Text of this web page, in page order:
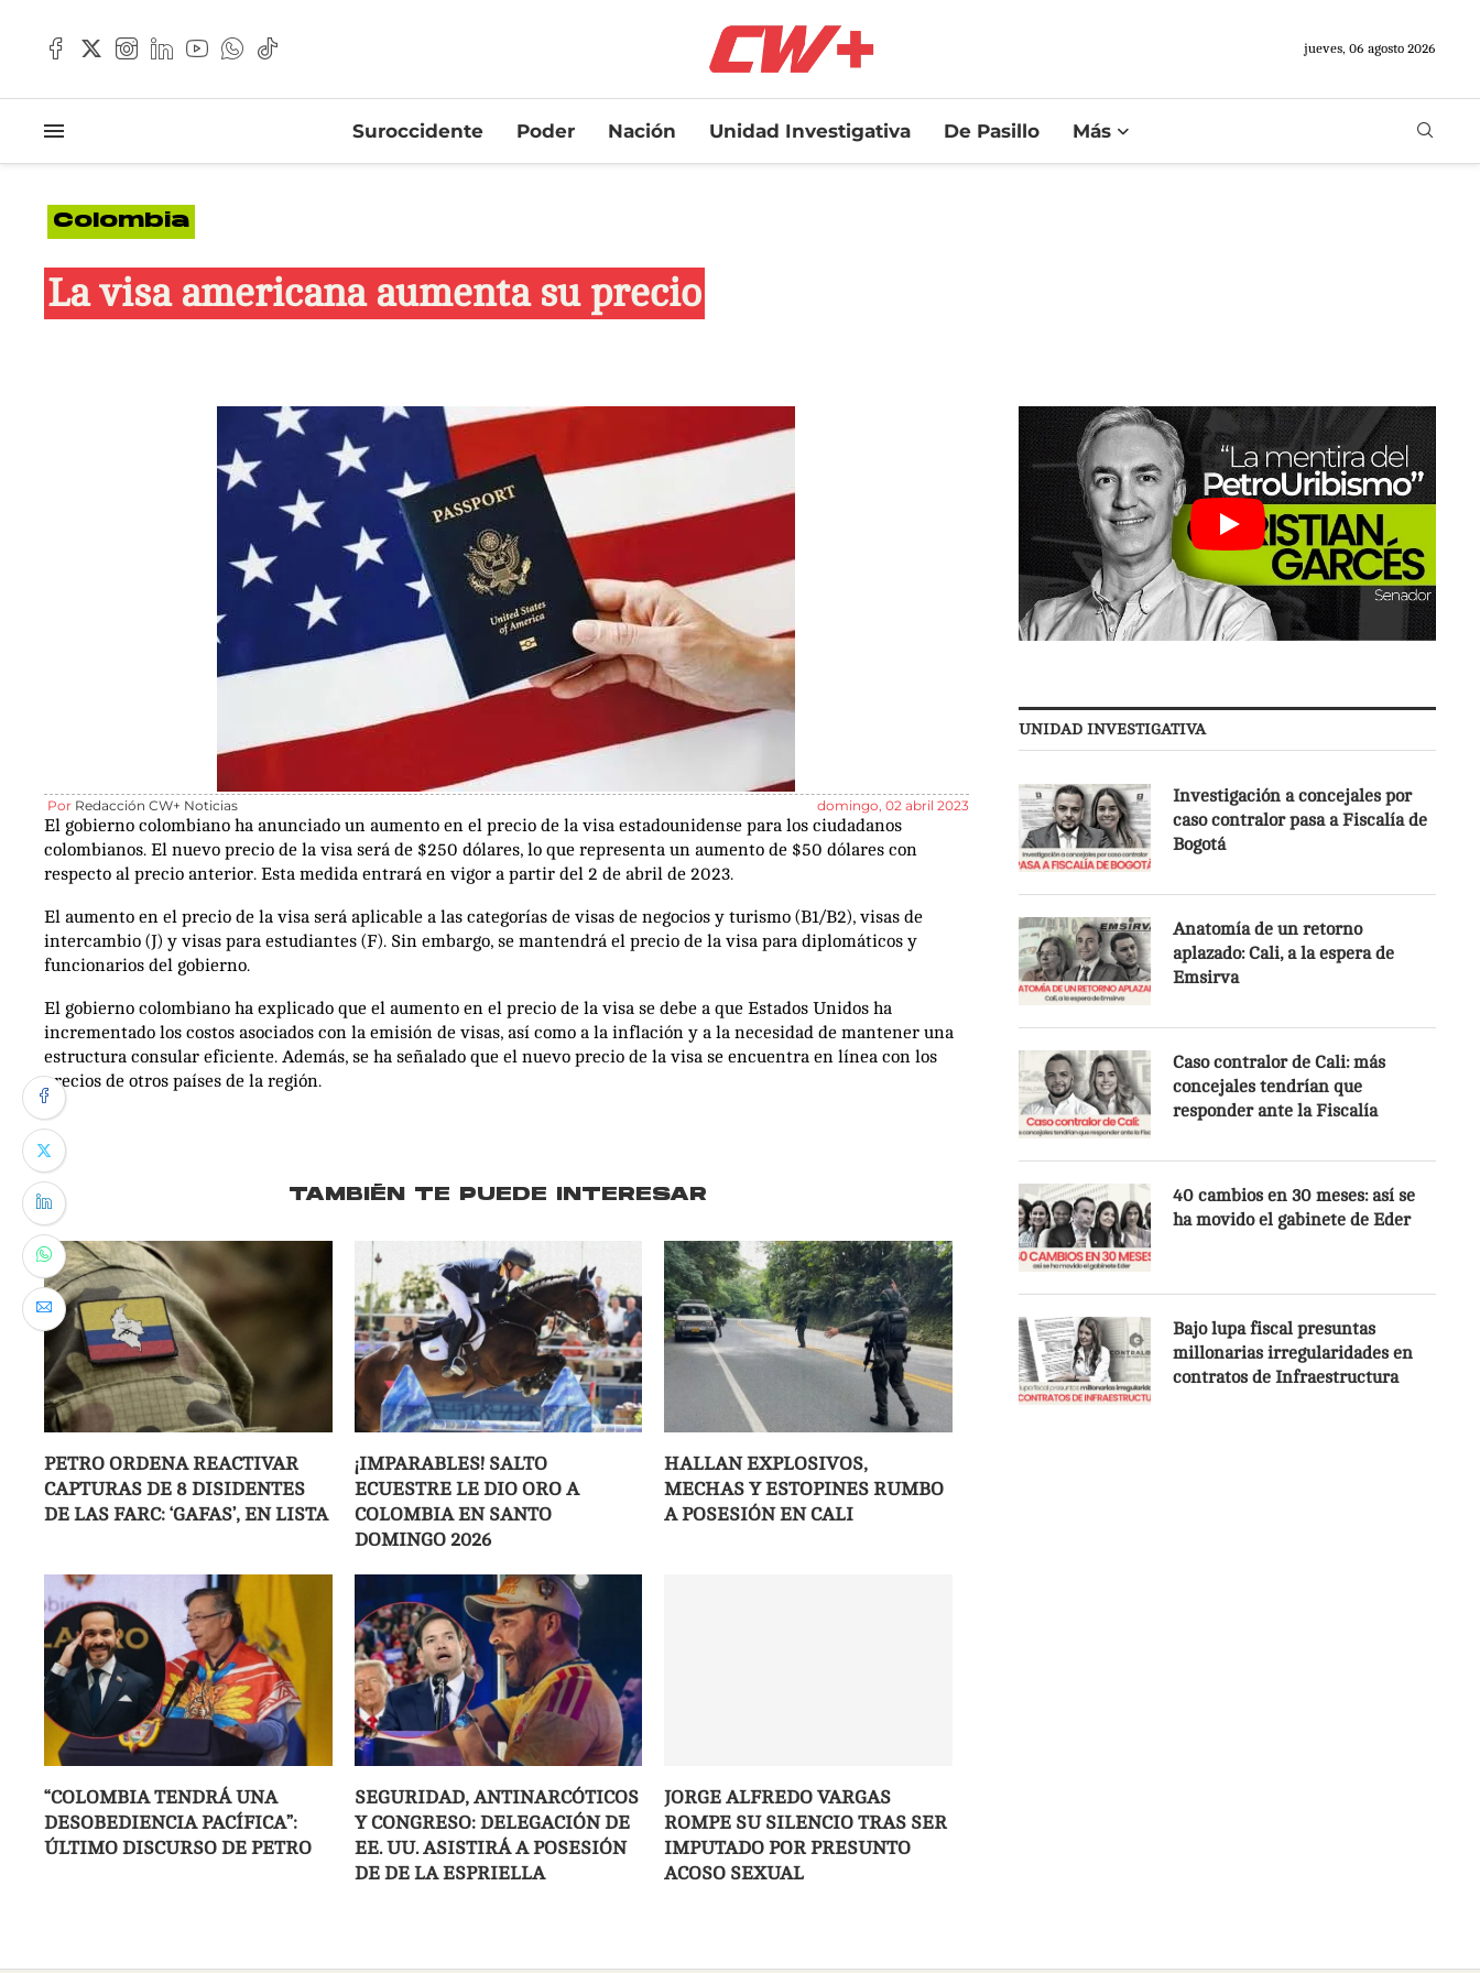
jueves, 06 agosto 2026
Suroccidente Poder Nación Unidad Investigativa De Pasillo Más
Colombia
La visa americana aumenta su precio
Por Redacción CW+ Noticias domingo, 02 abril 2023
El gobierno colombiano ha anunciado un aumento en el precio de la visa estadounidense para los ciudadanos
colombianos. El nuevo precio de la visa será de $250 dólares, lo que representa un aumento de $50 dólares con
respecto al precio anterior. Esta medida entrará en vigor a partir del 2 de abril de 2023.
El aumento en el precio de la visa será aplicable a las categorías de visas de negocios y turismo (B1/B2), visas de
intercambio (J) y visas para estudiantes (F). Sin embargo, se mantendrá el precio de la visa para diplomáticos y
funcionarios del gobierno.
El gobierno colombiano ha explicado que el aumento en el precio de la visa se debe a que Estados Unidos ha
incrementado los costos asociados con la emisión de visas, así como a la inflación y a la necesidad de mantener una
estructura consular eficiente. Además, se ha señalado que el nuevo precio de la visa se encuentra en línea con los
precios de otros países de la región.
TAMBIÉN TE PUEDE INTERESAR
PETRO ORDENA REACTIVAR
CAPTURAS DE 8 DISIDENTES
DE LAS FARC: ‘GAFAS’, EN LISTA
¡IMPARABLES! SALTO
ECUESTRE LE DIO ORO A
COLOMBIA EN SANTO
DOMINGO 2026
HALLAN EXPLOSIVOS,
MECHAS Y ESTOPINES RUMBO
A POSESIÓN EN CALI
“COLOMBIA TENDRÁ UNA
DESOBEDIENCIA PACÍFICA”:
ÚLTIMO DISCURSO DE PETRO
SEGURIDAD, ANTINARCÓTICOS
Y CONGRESO: DELEGACIÓN DE
EE. UU. ASISTIRÁ A POSESIÓN
DE DE LA ESPRIELLA
JORGE ALFREDO VARGAS
ROMPE SU SILENCIO TRAS SER
IMPUTADO POR PRESUNTO
ACOSO SEXUAL
UNIDAD INVESTIGATIVA
Investigación a concejales por
caso contralor pasa a Fiscalía de
Bogotá
Anatomía de un retorno
aplazado: Cali, a la espera de
Emsirva
Caso contralor de Cali: más
concejales tendrían que
responder ante la Fiscalía
40 cambios en 30 meses: así se
ha movido el gabinete de Eder
Bajo lupa fiscal presuntas
millonarias irregularidades en
contratos de Infraestructura